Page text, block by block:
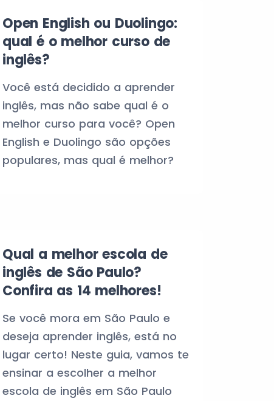
Open English ou Duolingo:
qual é o melhor curso de
inglês?
Você está decidido a aprender
inglês, mas não sabe qual é o
melhor curso para você? Open
English e Duolingo são opções
populares, mas qual é melhor?
Qual a melhor escola de
inglês de São Paulo?
Confira as 14 melhores!
Se você mora em São Paulo e
deseja aprender inglês, está no
lugar certo! Neste guia, vamos te
ensinar a escolher a melhor
escola de inglês em São Paulo